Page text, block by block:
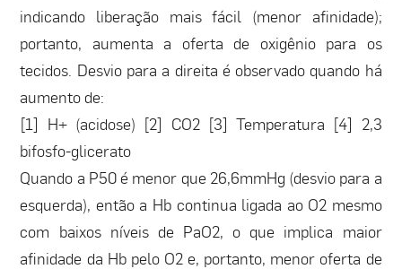
indicando liberação mais fácil (menor afinidade);
portanto, aumenta a oferta de oxigênio para os
tecidos. Desvio para a direita é observado quando há
aumento de:
[1] H+ (acidose) [2] CO2 [3] Temperatura [4] 2,3
bifosfo-glicerato
Quando a P50 é menor que 26,6mmHg (desvio para a
esquerda), então a Hb continua ligada ao O2 mesmo
com baixos níveis de PaO2, o que implica maior
afinidade da Hb pelo O2 e, portanto, menor oferta de